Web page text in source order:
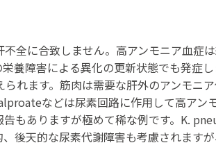
全に合致しません。高アンモニア血症
養障害による異化の更新状態でも発症
れます。筋肉は需要な肝外のアンモニ
などは尿素回路に作用して高アン
もありますが極めて稀な例です。K.
後天的な尿素代謝障害も考慮されます